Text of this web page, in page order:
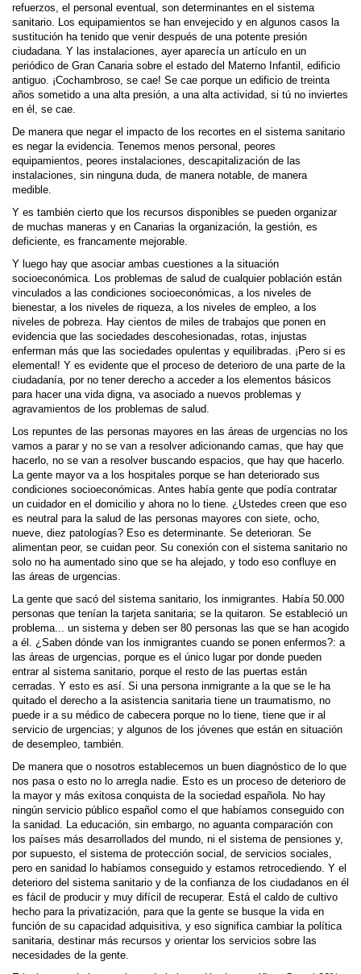
refuerzos, el personal eventual, son determinantes en el sistema
sanitario. Los equipamientos se han envejecido y en algunos casos la
sustitución ha tenido que venir después de una potente presión
ciudadana. Y las instalaciones, ayer aparecía un artículo en un
periódico de Gran Canaria sobre el estado del Materno Infantil, edificio
antiguo. ¡Cochambroso, se cae! Se cae porque un edificio de treinta
años sometido a una alta presión, a una alta actividad, si tú no inviertes
en él, se cae.
De manera que negar el impacto de los recortes en el sistema sanitario
es negar la evidencia. Tenemos menos personal, peores
equipamientos, peores instalaciones, descapitalización de las
instalaciones, sin ninguna duda, de manera notable, de manera
medible.
Y es también cierto que los recursos disponibles se pueden organizar
de muchas maneras y en Canarias la organización, la gestión, es
deficiente, es francamente mejorable.
Y luego hay que asociar ambas cuestiones a la situación
socioeconómica. Los problemas de salud de cualquier población están
vinculados a las condiciones socioeconómicas, a los niveles de
bienestar, a los niveles de riqueza, a los niveles de empleo, a los
niveles de pobreza. Hay cientos de miles de trabajos que ponen en
evidencia que las sociedades descohesionadas, rotas, injustas
enferman más que las sociedades opulentas y equilibradas. ¡Pero si es
elemental! Y es evidente que el proceso de deterioro de una parte de la
ciudadanía, por no tener derecho a acceder a los elementos básicos
para hacer una vida digna, va asociado a nuevos problemas y
agravamientos de los problemas de salud.
Los repuntes de las personas mayores en las áreas de urgencias no los
vamos a parar y no se van a resolver adicionando camas, que hay que
hacerlo, no se van a resolver buscando espacios, que hay que hacerlo.
La gente mayor va a los hospitales porque se han deteriorado sus
condiciones socioeconómicas. Antes había gente que podía contratar
un cuidador en el domicilio y ahora no lo tiene. ¿Ustedes creen que eso
es neutral para la salud de las personas mayores con siete, ocho,
nueve, diez patologías? Eso es determinante. Se deterioran. Se
alimentan peor, se cuidan peor. Su conexión con el sistema sanitario no
solo no ha aumentado sino que se ha alejado, y todo eso confluye en
las áreas de urgencias.
La gente que sacó del sistema sanitario, los inmigrantes. Había 50.000
personas que tenían la tarjeta sanitaria; se la quitaron. Se estableció un
problema... un sistema y deben ser 80 personas las que se han acogido
a él. ¿Saben dónde van los inmigrantes cuando se ponen enfermos?: a
las áreas de urgencias, porque es el único lugar por donde pueden
entrar al sistema sanitario, porque el resto de las puertas están
cerradas. Y esto es así. Si una persona inmigrante a la que se le ha
quitado el derecho a la asistencia sanitaria tiene un traumatismo, no
puede ir a su médico de cabecera porque no lo tiene, tiene que ir al
servicio de urgencias; y algunos de los jóvenes que están en situación
de desempleo, también.
De manera que o nosotros establecemos un buen diagnóstico de lo que
nos pasa o esto no lo arregla nadie. Esto es un proceso de deterioro de
la mayor y más exitosa conquista de la sociedad española. No hay
ningún servicio público español como el que habíamos conseguido con
la sanidad. La educación, sin embargo, no aguanta comparación con
los países más desarrollados del mundo, ni el sistema de pensiones y,
por supuesto, el sistema de protección social, de servicios sociales,
pero en sanidad lo habíamos conseguido y estamos retrocediendo. Y el
deterioro del sistema sanitario y de la confianza de los ciudadanos en él
es fácil de producir y muy difícil de recuperar. Está el caldo de cultivo
hecho para la privatización, para que la gente se busque la vida en
función de su capacidad adquisitiva, y eso significa cambiar la política
sanitaria, destinar más recursos y orientar los servicios sobre las
necesidades de la gente.